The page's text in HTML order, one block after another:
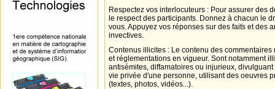
Respectez vos interlocuteurs : Pour assurer des
le respect des participants. Donnez à chacun le
vous. Appuyez vos réponses sur des faits et des
invectives.
Contenus illicites : Le contenu des
et réglementations en vigueur. Sont notamment
antisémites, diffamatoires ou injurieux,
vie privée d'une personne, utilisant des oeuvres
(textes, photos, vidéos...).